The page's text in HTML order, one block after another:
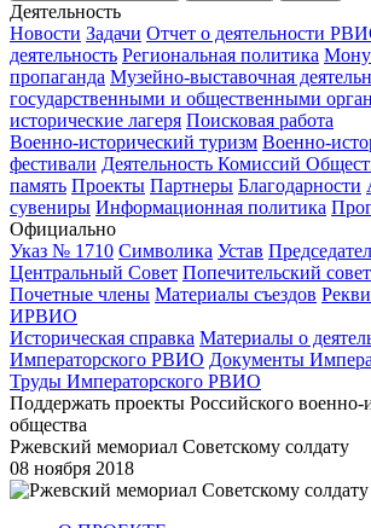
Деятельность
Новости Задачи Отчет о деятельности
деятельность Региональная политика
пропаганда Музейно-выставочная
государственными и общественными
исторические лагеря Поисковая работа
Военно-исторический туризм Военно-
фестивали Деятельность Комиссий
память Проекты Партнеры Благодарности
сувениры Информационная политика
Официально
Указ № 1710 Символика Устав
Центральный Совет Попечительский совет
Почетные члены Материалы съездов
ИРВИО
Историческая справка Материалы о
Императорского РВИО Документы
Труды Императорского РВИО
Поддержать проекты Российского военно-
общества
Ржевский мемориал Советскому солдату
08 ноября 2018